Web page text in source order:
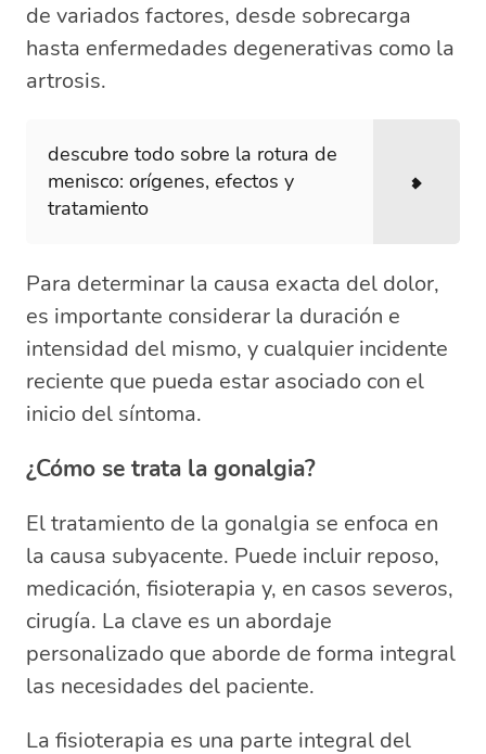
de variados factores, desde sobrecarga
hasta enfermedades degenerativas como la
artrosis.
descubre todo sobre la rotura de
menisco: orígenes, efectos y
tratamiento
Para determinar la causa exacta del dolor,
es importante considerar la duración e
intensidad del mismo, y cualquier incidente
reciente que pueda estar asociado con el
inicio del síntoma.
¿Cómo se trata la gonalgia?
El tratamiento de la gonalgia se enfoca en
la causa subyacente. Puede incluir reposo,
medicación, fisioterapia y, en casos severos,
cirugía. La clave es un abordaje
personalizado que aborde de forma integral
las necesidades del paciente.
La fisioterapia es una parte integral del